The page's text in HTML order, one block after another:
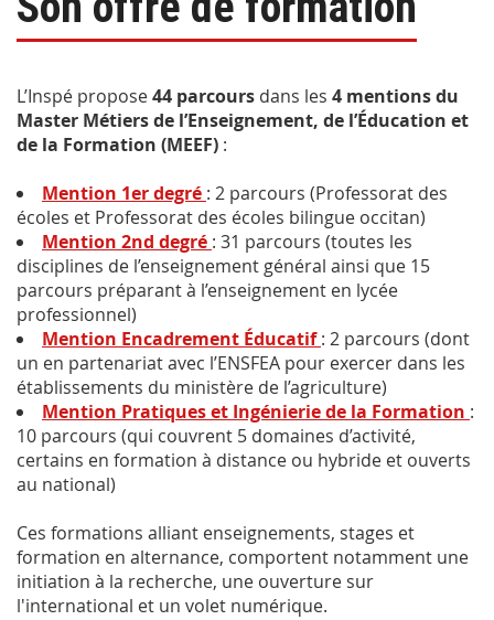
L’Inspé propose44 parcours dans les 4 mentions du
Master Métiers de l’Enseignement, de l’Éducation et
de la Formation (MEEF) :
Mention 1er degré : 2 parcours (Professorat des
écoles et Professorat des écoles bilingue occitan)
Mention 2nd degré : 31 parcours (toutes les
disciplines de l’enseignement général ainsi que 15
parcours préparant à l’enseignement en lycée
professionnel)
Mention Encadrement Éducatif: 2 parcours (dont
un en partenariat avec l’ENSFEA pour exercer dans les
établissements du ministère de l’agriculture)
Mention Pratiques et Ingénierie de la Formation :
10 parcours (qui couvrent 5 domaines d’activité,
certains en formation à distance ou hybride et ouverts
au national)
Ces formations alliant enseignements, stages et
formation en alternance, comportent notamment une
initiation à la recherche, une ouverture sur
l'international et un volet numérique.